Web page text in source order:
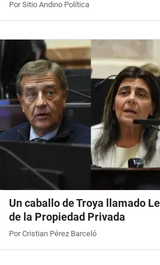
Por Sitio Andino Política
Un caballo de Troya llamado
de la Propiedad Privada
Por Cristian Pérez Barceló